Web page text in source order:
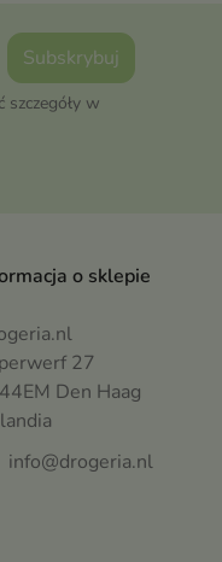
w
o sklepie
27
Den Haag
info@drogeria.nl